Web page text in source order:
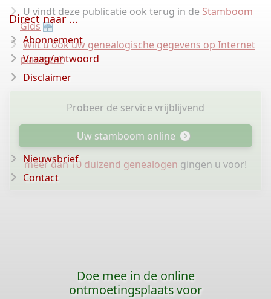
U vindt deze publicatie ook terug in de Stamboom
Gids
Wilt u ook uw genealogische gegevens op Internet
plaatsen?
Probeer de service vrijblijvend
Uw stamboom online
meer dan 10 duizend genealogen gingen u voor!
Direct naar ...
Abonnement
Vraag/antwoord
Disclaimer
Nieuwsbrief
Contact
Doe mee in de online
ontmoetingsplaats voor